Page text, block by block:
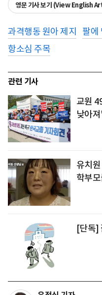
영문 기사 보기 (View English
과격행동 원아 제지 팔에
항소심 주목
관련 기사
교원
낮아
유치
학부
[단독]